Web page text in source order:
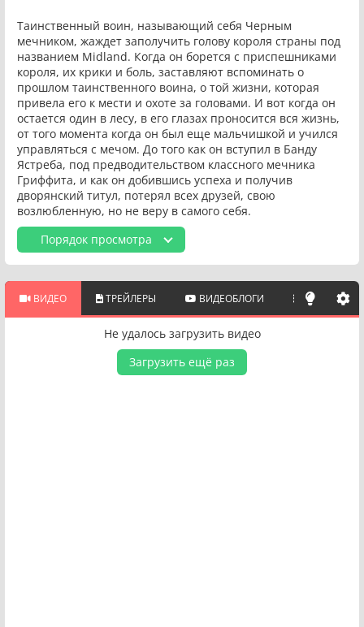
Таинственный воин, называющий себя Черным
мечником, жаждет заполучить голову короля страны под
названием Midland. Когда он борется с приспешниками
короля, их крики и боль, заставляют вспоминать о
прошлом таинственного воина, о той жизни, которая
привела его к мести и охоте за головами. И вот когда он
остается один в лесу, в его глазах проносится вся жизнь,
от того момента когда он был еще мальчишкой и учился
управляться с мечом. До того как он вступил в Банду
Ястреба, под предводительством классного мечника
Гриффита, и как он добившись успеха и получив
дворянский титул, потерял всех друзей, свою
возлюбленную, но не веру в самого себя.
Порядок просмотра
ВИДЕО ТРЕЙЛЕРЫ ВИДЕОБЛОГИ ПОХОЖИЕ
Не удалось загрузить видео
Загрузить ещё раз